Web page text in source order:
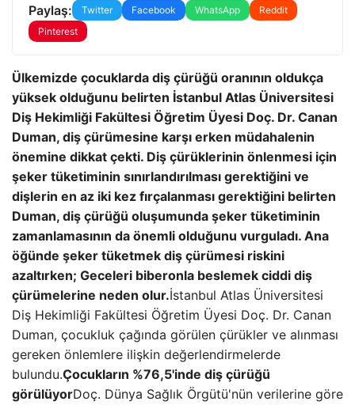
Paylaş: Twitter Facebook WhatsApp
Reddit
Pinterest
Ülkemizde çocuklarda diş çürüğü oranının oldukça
yüksek olduğunu belirten İstanbul Atlas Üniversitesi
Diş Hekimliği Fakültesi Öğretim Üyesi Doç. Dr. Canan
Duman, diş çürümesine karşı erken müdahalenin
önemine dikkat çekti. Diş çürüklerinin önlenmesi için
şeker tüketiminin sınırlandırılması gerektiğini ve
dişlerin en az iki kez fırçalanması gerektiğini belirten
Duman, diş çürüğü oluşumunda şeker tüketiminin
zamanlamasının da önemli olduğunu vurguladı. Ana
öğünde şeker tüketmek diş çürümesi riskini
azaltırken; Geceleri biberonla beslemek ciddi diş
çürümelerine neden olur.İstanbul Atlas Üniversitesi
Diş Hekimliği Fakültesi Öğretim Üyesi Doç. Dr. Canan
Duman, çocukluk çağında görülen çürükler ve alınması
gereken önlemlere ilişkin değerlendirmelerde
bulundu.Çocukların %76,5'inde diş çürüğü
görülüyorDoç. Dünya Sağlık Örgütü'nün verilerine göre